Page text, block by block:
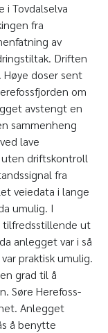
i Tovdalselva
fra
av
Driften
Høye doser sent
om
avstengt en
sammenheng
lave
uten driftskontroll
fra
veiedata i lange
umulig. I
tilfredsstillende ut
anlegget var i så
praktisk umulig.
grad til å
Søre Herefoss-
Anlegget
å benytte